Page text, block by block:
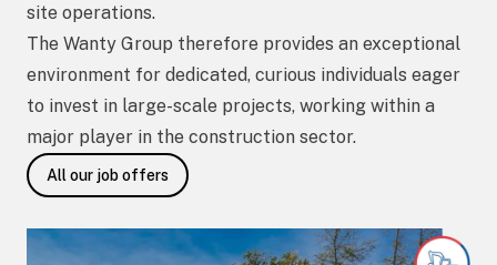
site operations.
The Wanty Group therefore provides an exceptional
environment for dedicated, curious individuals eager
to invest in large-scale projects, working within a
major player in the construction sector.
All our job offers